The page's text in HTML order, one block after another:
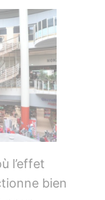
l’effet
bien